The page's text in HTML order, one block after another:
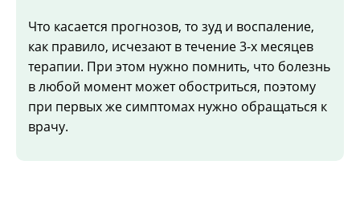
Что касается прогнозов, то зуд и воспаление,
как правило, исчезают в течение 3-х месяцев
терапии. При этом нужно помнить, что болезнь
в любой момент может обостриться, поэтому
при первых же симптомах нужно обращаться к
врачу.